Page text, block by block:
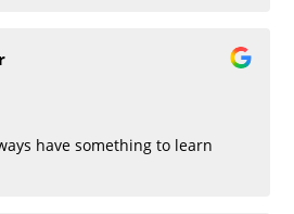
have something to learn